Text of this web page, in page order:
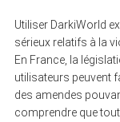
Utiliser DarkiWorld
sérieux relatifs à la
En France, la
utilisateurs peuvent
des amendes
comprendre que